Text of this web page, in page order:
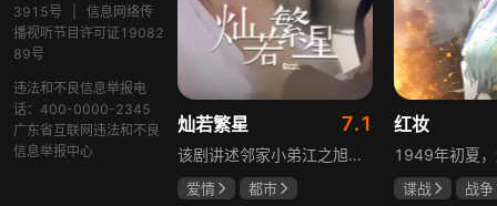
3915号
信息网络传
播视听节目许可证19082
89号
违法和不良信息举报电
话：400-0000-2345
广东省互联网违法和不良
信息举报中心
灿若繁星 7.1
该剧讲述邻家小弟江之旭留学归来，竟成了夏千星的顶头上司。从小管着江之旭、事事压他一头的夏千星无法接受，两人互不服气，在公司内外明争暗斗。江之旭借职位刁难夏千星，夏千星则用姐姐身份压制他，然而夏千星不知道，江之旭拼尽全力坐上这个位子，就是为了陪在她身边保护她。
爱情
都市
红妆
谍战
战争